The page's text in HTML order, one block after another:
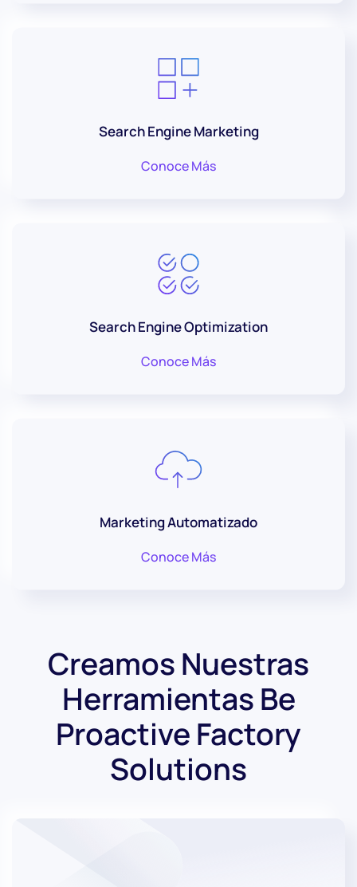
Search Engine Marketing
Conoce Más
Search Engine Optimization
Conoce Más
Marketing Automatizado
Conoce Más
Creamos Nuestras
HerramientasBe
Proactive Factory
Solutions